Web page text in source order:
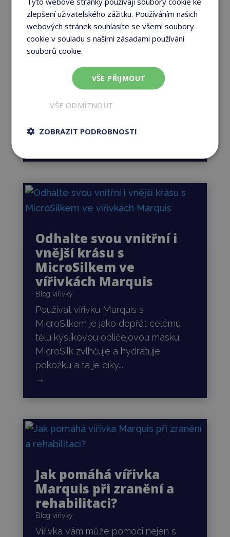
Constantclean™ a
Constantclean+™ ve
vířivkách Marquis
Bezvadná údržba vody je
charakteristickým znakem značky
Marquis. Výsledkem čtyřiceti let
nejelegantnější, ale především...
Odhalte svou vnitřní i
vnější krásu s
MicroSilkem ve
vířivkách Marquis
Blog vířivky
Používat vířivku Marquis s
MicroSilkem je jako dopřát celému
tělu kyslíkovou obličejovou masku.
MicroSilk zvlhčuje a hydratuje
pokožku a ta je díky...
→
Jak pomáhá vířivka
Marquis při zranění a
rehabilitaci?
Blog vířivky
Vířivka vám může pomoci nejen s
zlepšení uživatelského zážitku. Používáním našich
webových stránek souhlasíte se všemi soubory
cookie v souladu s našimi zásadami používání
souborů cookie.
VŠE PŘIJMOUT
VŠE ODMÍTNOUT
ZOBRAZIT PODROBNOSTI